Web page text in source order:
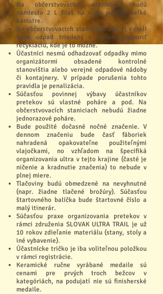
Na občerstvovacích staniciach budú
namiesto 2 L fliaš na vodu použité veľké
kanistre.
Na občerstvovacích staniciach ako aj v cieli
bude odpad triedený s cieľom podporiť
recykláciu, kde je to možné.
Účastníci nesmú odhadzovať odpadky mimo
organizátormi obsadené kontrolné
stanovištia alebo verejné odpadové nádoby
či kontajnery. V prípade porušenia tohto
pravidla je penalizácia.
Súčasťou povinnej výbavy účastníkov
pretekov sú vlastné poháre a pod. Na
občerstvovacích staniciach nebudú žiadne
jednorazové poháre.
Bude použité dočasné nočné značenie. V
dennom značeniu bude časť fáboriek
nahradená opakovateľne použiteľnými
vlajočkami, no vzhľadom na špecifiká
organizovania ultra v tejto krajine (časté je
ničenie a kradnutie značenia) to nebude v
plnej miere.
Tlačoviny budú obmedzené na nevyhnutné
(napr. žiadne tlačené brožúry). Súčasťou
štartovného balíčka bude štartovné číslo a
malý itinerár.
Súčasťou praxe organizovania pretekov v
rámci združenia SLOVAK ULTRA TRAIL je už
10 rokov zdieľanie materiálu (stany, stoly a
iné vybavenie).
Účastnícke tričko je iba voliteľnou položkou
v rámci registrácie.
Keramické ručne vyrábané medaile sú
cenami pre prvých troch bežcov v
kategóriách, na podujatí nie sú finisherské
medaile.